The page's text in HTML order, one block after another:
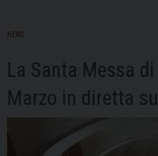
NEWS
La Santa Messa
Marzo in diretta